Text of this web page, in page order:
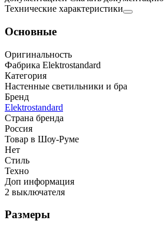
Технические характеристики
Основные
Оригинальность
Фабрика Elektrostandard
Категория
Настенные светильники и бра
Бренд
Elektrostandard
Страна бренда
Россия
Товар в Шоу-Руме
Нет
Стиль
Техно
Доп информация
2 выключателя
Размеры